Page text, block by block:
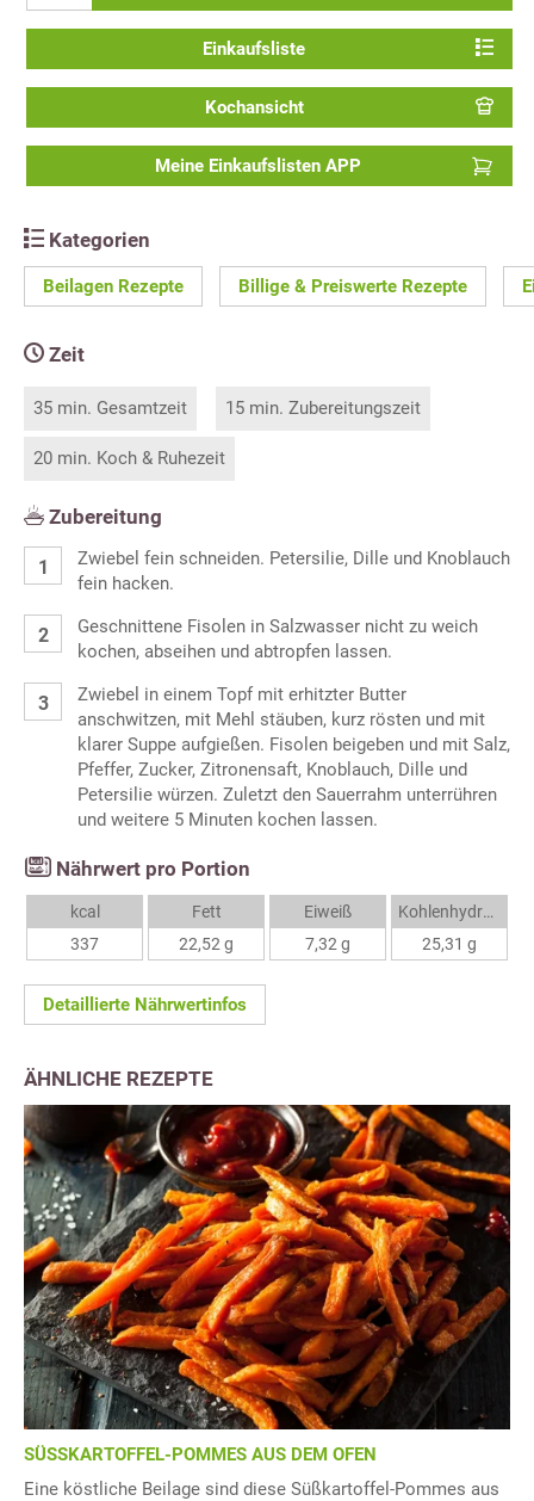
Einkaufsliste
Kochansicht
Meine Einkaufslisten APP
Kategorien
Beilagen Rezepte Billige & Preiswerte Rezepte
Zeit
35 min. Gesamtzeit 15 min. Zubereitungszeit
20 min. Koch & Ruhezeit
Zubereitung
Zwiebel fein schneiden. Petersilie, Dille und Knoblauch
fein hacken.
Geschnittene Fisolen in Salzwasser nicht zu weich
kochen, abseihen und abtropfen lassen.
Zwiebel in einem Topf mit erhitzter Butter
anschwitzen, mit Mehl stäuben, kurz rösten und mit
klarer Suppe aufgießen. Fisolen beigeben und mit Salz,
Pfeffer, Zucker, Zitronensaft, Knoblauch, Dille und
Petersilie würzen. Zuletzt den Sauerrahm unterrühren
und weitere 5 Minuten kochen lassen.
Nährwert pro Portion
kcal
337
Fett
22,52 g
Eiweiß
7,32 g
Kohlenhydrate
25,31 g
Detaillierte Nährwertinfos
ÄHNLICHE REZEPTE
SÜSSKARTOFFEL-POMMES AUS DEM OFEN
Eine köstliche Beilage sind diese Süßkartoffel-Pommes aus